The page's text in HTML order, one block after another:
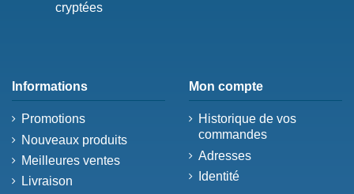
cryptées
Informations
Promotions
Nouveaux produits
Meilleures ventes
Livraison
Mon compte
Historique de vos
commandes
Adresses
Identité